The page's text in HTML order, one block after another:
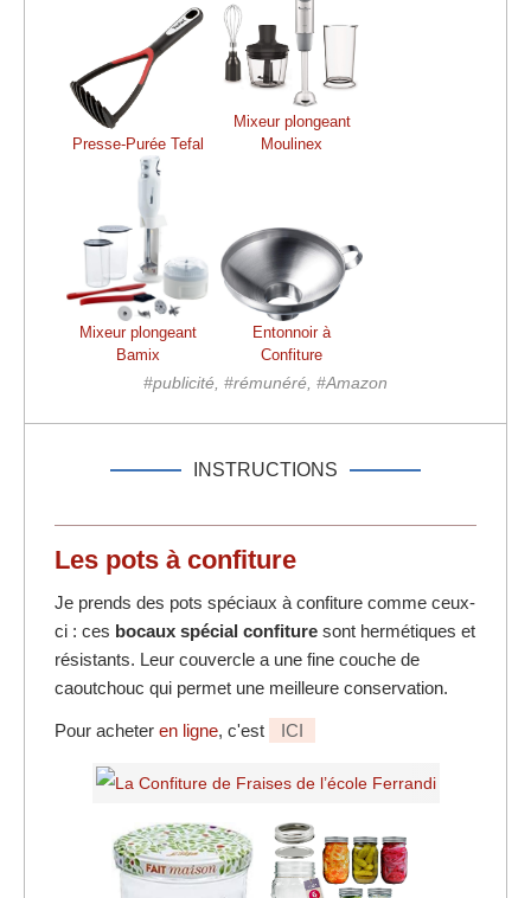
Presse-Purée Tefal
Mixeur plongeant
Moulinex
Mixeur plongeant
Bamix
Entonnoir à
Confiture
#publicité, #rémunéré, #Amazon
INSTRUCTIONS
Les pots à confiture
Je prends des pots spéciaux à confiture comme ceux-
ci : ces bocaux spécial confiture sont hermétiques et
résistants. Leur couvercle a une fine couche de
caoutchouc qui permet une meilleure conservation.
Pour acheter en ligne, c'est ICI